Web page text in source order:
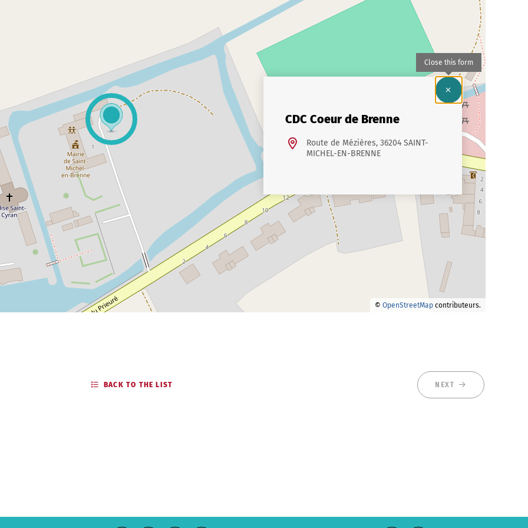
© OpenStreetMap contributeurs.
CDC Coeur de Brenne
Route de Mézières, 36204 SAINT-
MICHEL-EN-BRENNE
BACK TO THE LIST NEXT
Close this form